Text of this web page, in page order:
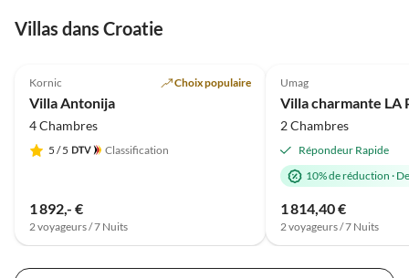
Villas dans Croatie
Kornic Choix populaire
Villa Antonija
4 Chambres
5 / 5 Classification
1 892,- €
2 voyageurs / 7 Nuits
Umag
2 Chambres
Répondeur Rapide
10% de réduction ·
1 814,40 €
2 voyageurs / 7 Nuits